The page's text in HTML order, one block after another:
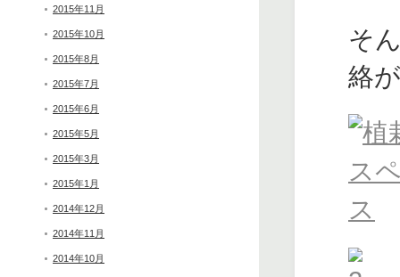
2015年11月
2015年10月
2015年8月
2015年7月
2015年6月
2015年5月
2015年3月
2015年1月
2014年12月
2014年11月
2014年10月
そ
絡